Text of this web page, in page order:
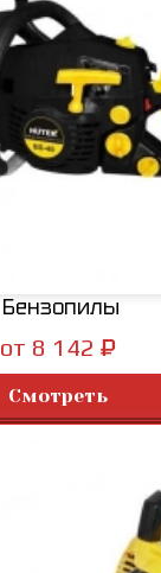
Бензопилы
от 8 142 ₽
Смотреть